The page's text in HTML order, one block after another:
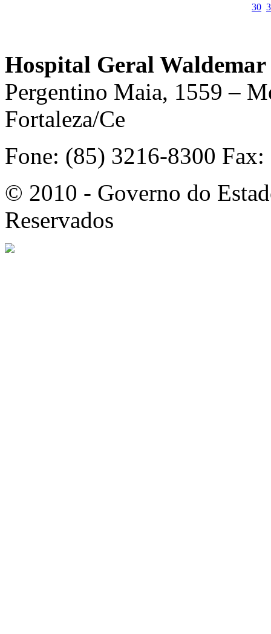
30
Hospital Geral
Pergentino Maia, 1559 –
Fortaleza/Ce
Fone: (85) 3216-8300
© 2010 - Governo do
Reservados